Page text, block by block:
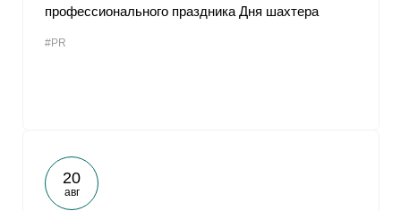
профессионального праздника Дня шахтера
#PR
20
авг